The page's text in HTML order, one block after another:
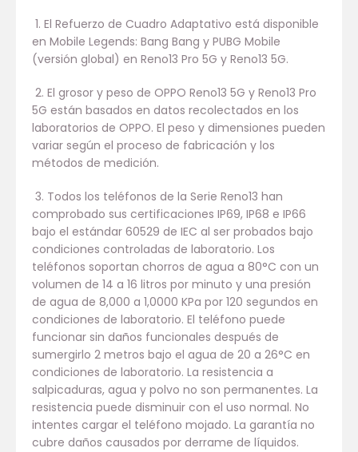
1. El Refuerzo de Cuadro Adaptativo está disponible
en Mobile Legends: Bang Bang y PUBG Mobile
(versión global) en Reno13 Pro 5G y Reno13 5G.
2. El grosor y peso de OPPO Reno13 5G y Reno13 Pro
5G están basados en datos recolectados en los
laboratorios de OPPO. El peso y dimensiones pueden
variar según el proceso de fabricación y los
métodos de medición.
3. Todos los teléfonos de la Serie Reno13 han
comprobado sus certificaciones IP69, IP68 e IP66
bajo el estándar 60529 de IEC al ser probados bajo
condiciones controladas de laboratorio. Los
teléfonos soportan chorros de agua a 80°C con un
volumen de 14 a 16 litros por minuto y una presión
de agua de 8,000 a 1,0000 KPa por 120 segundos en
condiciones de laboratorio. El teléfono puede
funcionar sin daños funcionales después de
sumergirlo 2 metros bajo el agua de 20 a 26°C en
condiciones de laboratorio. La resistencia a
salpicaduras, agua y polvo no son permanentes. La
resistencia puede disminuir con el uso normal. No
intentes cargar el teléfono mojado. La garantía no
cubre daños causados por derrame de líquidos.